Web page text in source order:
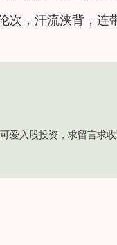
次，汗流浃背，
爱入股投资，求留言求